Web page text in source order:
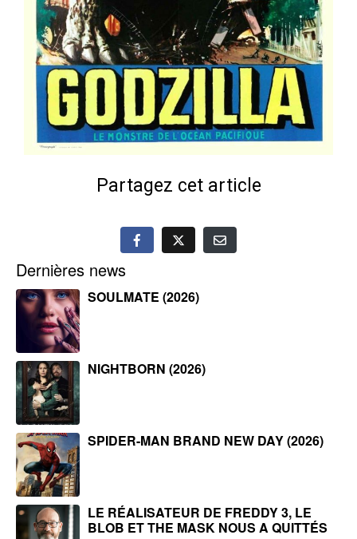
Partagez cet article
Dernières news
SOULMATE (2026)
NIGHTBORN (2026)
SPIDER-MAN BRAND NEW DAY (2026)
LE RÉALISATEUR DE FREDDY 3, LE
BLOB ET THE MASK NOUS A QUITTÉS